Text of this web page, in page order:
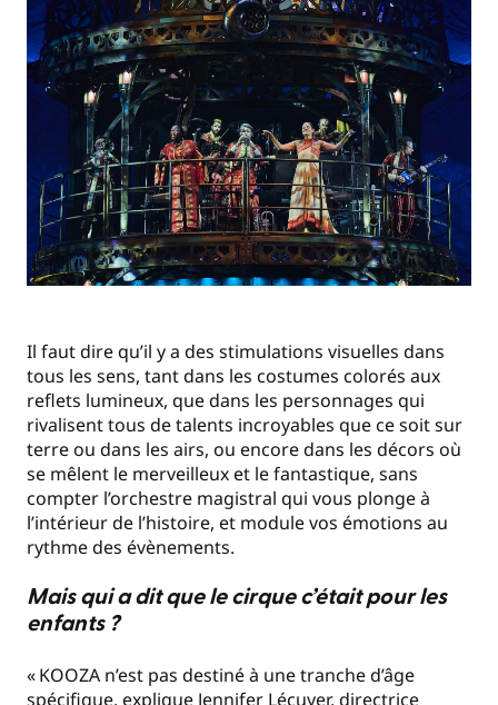
Il faut dire qu’il y a des stimulations visuelles dans
tous les sens, tant dans les costumes colorés aux
reflets lumineux, que dans les personnages qui
rivalisent tous de talents incroyables que ce soit sur
terre ou dans les airs, ou encore dans les décors où
se mêlent le merveilleux et le fantastique, sans
compter l’orchestre magistral qui vous plonge à
l’intérieur de l’histoire, et module vos émotions au
rythme des évènements.
Mais qui a dit que le cirque c’était pour les
enfants ?
« KOOZA n’est pas destiné à une tranche d’âge
spécifique, explique Jennifer Lécuyer, directrice